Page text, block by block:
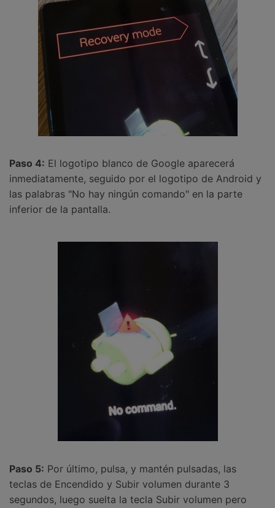
Paso 4: El logotipo blanco de Google aparecerá
inmediatamente, seguido por el logotipo de Android y
las palabras "No hay ningún comando" en la parte
inferior de la pantalla.
Paso 5: Por último, pulsa, y mantén pulsadas, las
teclas de Encendido y Subir volumen durante 3
segundos, luego suelta la tecla Subir volumen pero